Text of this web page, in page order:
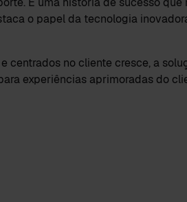
o papel da tecnologia
no cliente cresce, a
experiências aprimoradas do